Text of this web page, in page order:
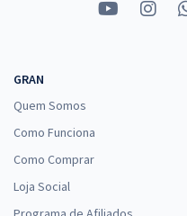
GRAN
Quem Somos
Como Funciona
Como Comprar
Loja Social